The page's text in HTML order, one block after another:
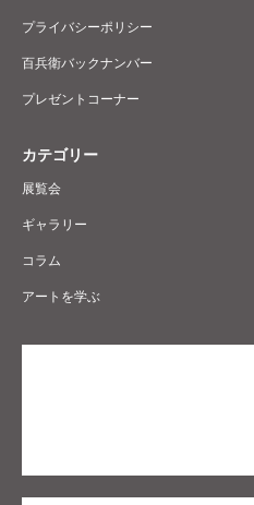
プライバシーポリシー
百兵衛バックナンバー
プレゼントコーナー
カテゴリー
展覧会
ギャラリー
コラム
アートを学ぶ